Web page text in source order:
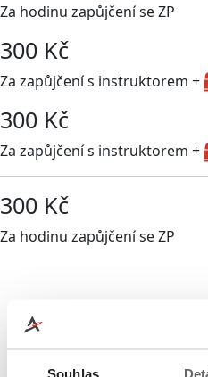
Souhlas
Za hodinu zapůjčení se ZP
300 Kč
Za zapůjčení s instruktorem +
300 Kč
Za zapůjčení s instruktorem +
300 Kč
Za hodinu zapůjčení se ZP